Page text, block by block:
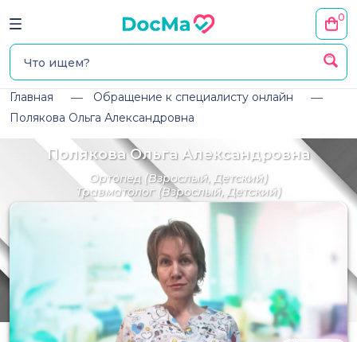
0
Главная
Обращение к специалисту онлайн
Полякова Ольга Александровна
Полякова Ольга Александровна
Ортопед(Взрослый, Детский)
Травматолог(Взрослый, Детский)